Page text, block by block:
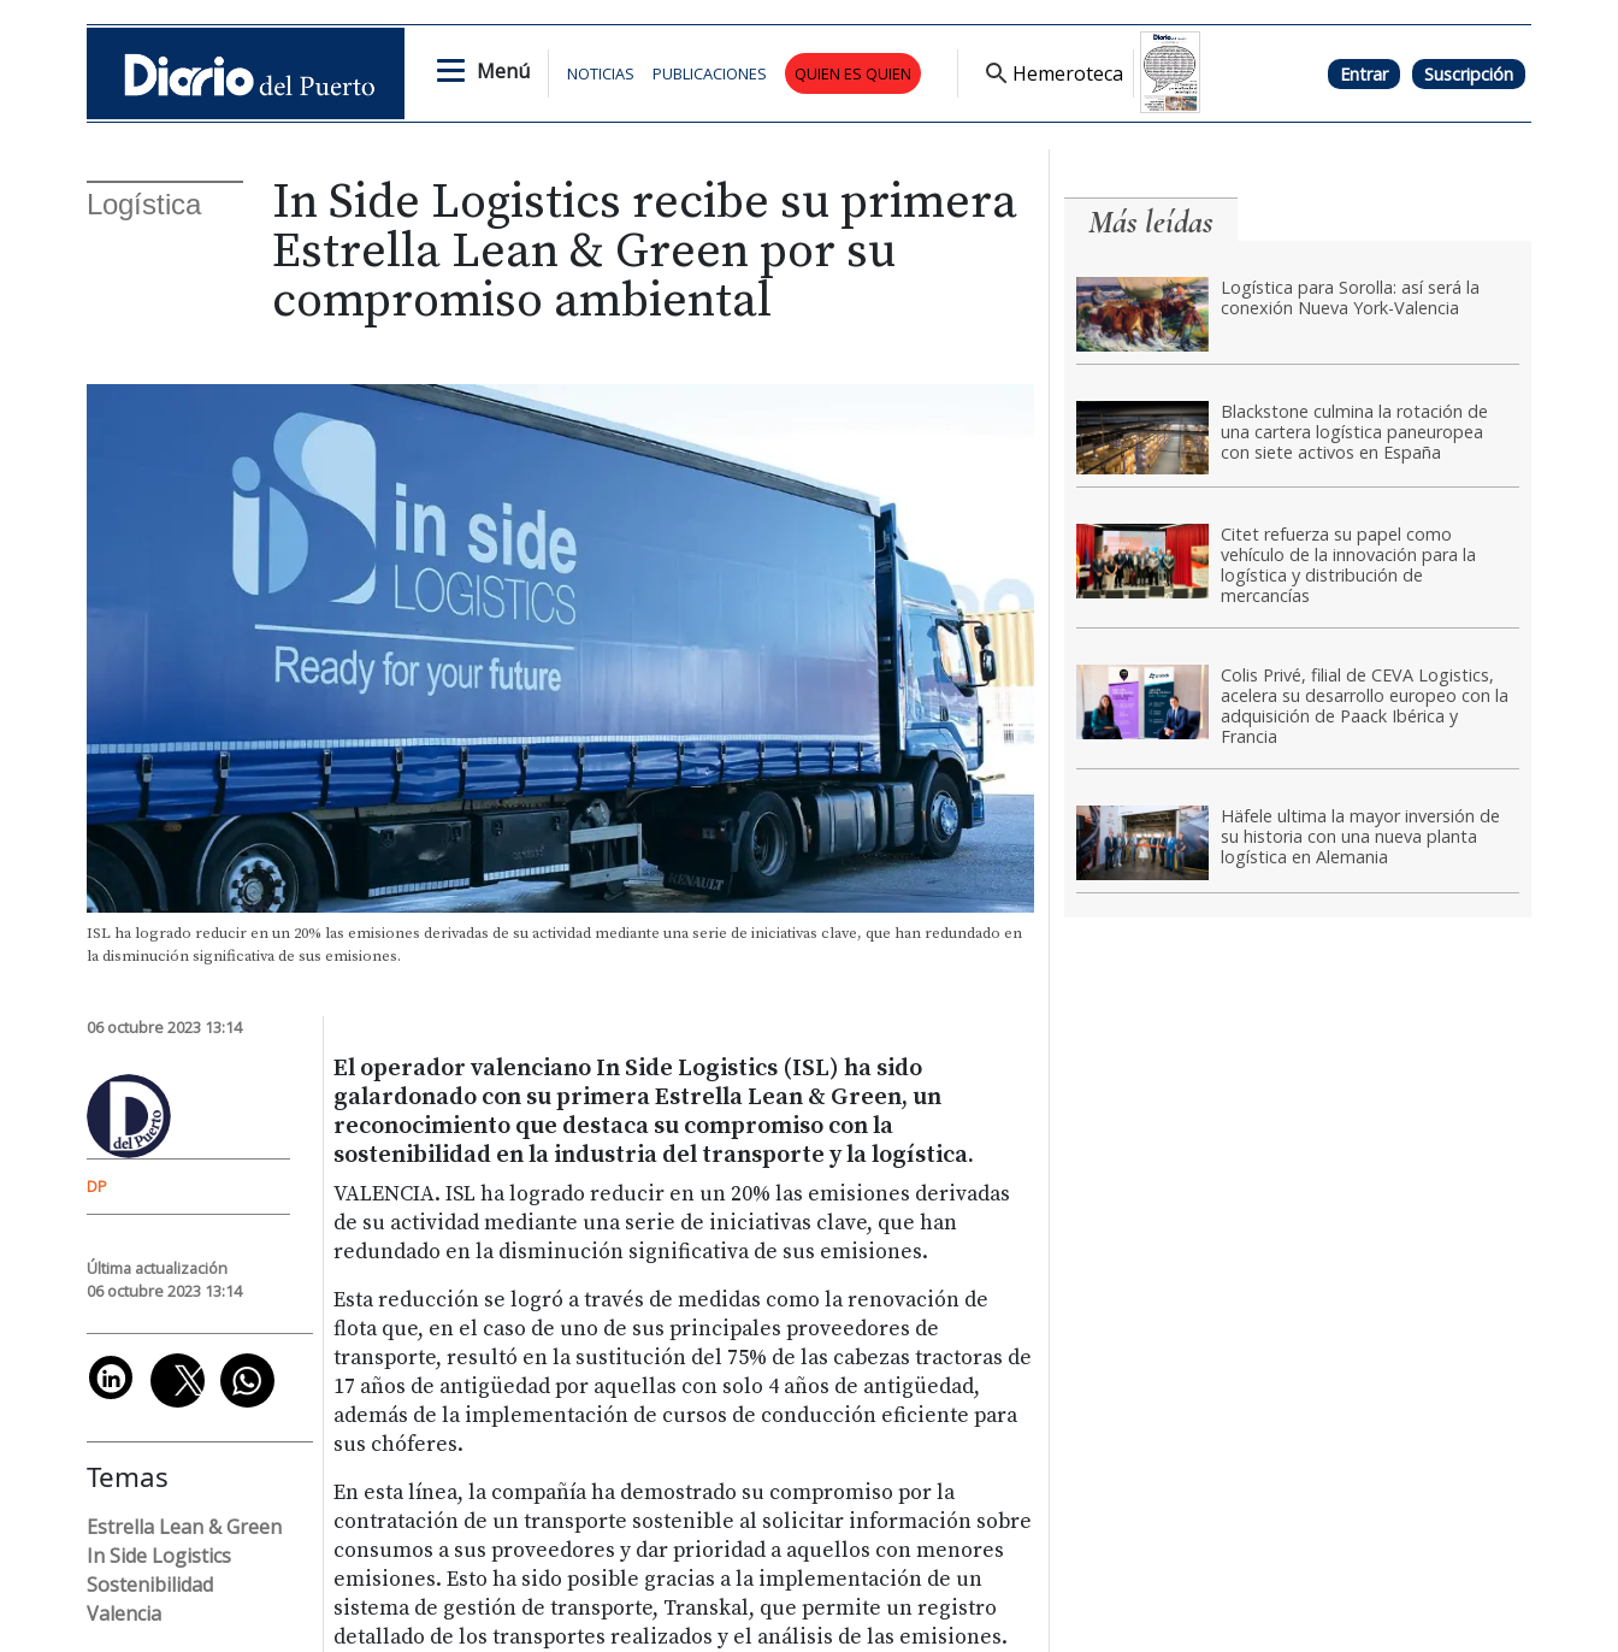
Menú NOTICIAS PUBLICACIONES QUIEN ES QUIEN Hemeroteca Entrar Suscripción
Logística
In Side Logistics recibe su primera
Estrella Lean & Green por su
compromiso ambiental
ISL ha logrado reducir en un 20% las emisiones derivadas de su actividad mediante una serie de iniciativas clave, que han redundado en
la disminución significativa de sus emisiones.
06 octubre 2023 13:14
DP
Última actualización
06 octubre 2023 13:14
Temas
Estrella Lean & Green
In Side Logistics
Sostenibilidad
Valencia
El operador valenciano In Side Logistics (ISL) ha sido
galardonado con su primera Estrella Lean & Green, un
reconocimiento que destaca su compromiso con la
sostenibilidad en la industria del transporte y la logística.
VALENCIA. ISL ha logrado reducir en un 20% las emisiones derivadas
de su actividad mediante una serie de iniciativas clave, que han
redundado en la disminución significativa de sus emisiones.
Esta reducción se logró a través de medidas como la renovación de
flota que, en el caso de uno de sus principales proveedores de
transporte, resultó en la sustitución del 75% de las cabezas tractoras de
17 años de antigüedad por aquellas con solo 4 años de antigüedad,
además de la implementación de cursos de conducción eficiente para
sus chóferes.
En esta línea, la compañía ha demostrado su compromiso por la
contratación de un transporte sostenible al solicitar información sobre
consumos a sus proveedores y dar prioridad a aquellos con menores
emisiones. Esto ha sido posible gracias a la implementación de un
sistema de gestión de transporte, Transkal, que permite un registro
detallado de los transportes realizados y el análisis de las emisiones.
Más leídas
Logística para Sorolla: así será la
conexión Nueva York-Valencia
Blackstone culmina la rotación de
una cartera logística paneuropea
con siete activos en España
Citet refuerza su papel como
vehículo de la innovación para la
logística y distribución de
mercancías
Colis Privé, filial de CEVA Logistics,
acelera su desarrollo europeo con la
adquisición de Paack Ibérica y
Francia
Häfele ultima la mayor inversión de
su historia con una nueva planta
logística en Alemania